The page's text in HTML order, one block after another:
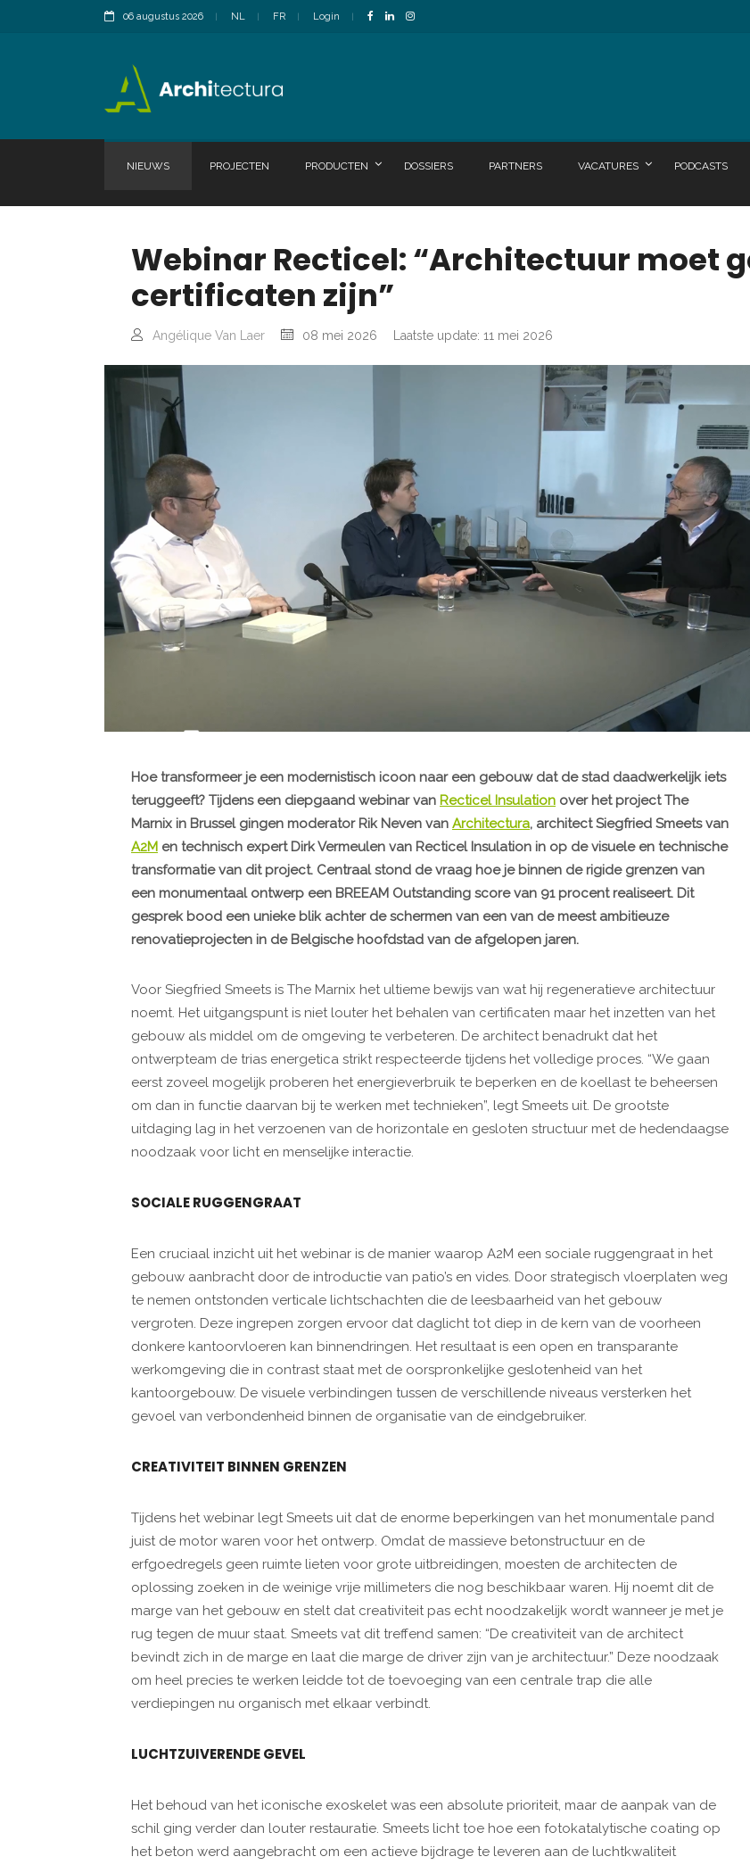
06 augustus 2026 NL FR Login
NIEUWS PROJECTEN PRODUCTEN DOSSIERS PARTNERS VACATURES PODCASTS
Webinar Recticel: “Architectuur moet
certificaten zijn”
Angélique Van Laer 08 mei 2026 Laatste update: 11 mei 2026
Hoe transformeer je een modernistisch icoon naar een gebouw dat de stad daadwerkelijk iets
teruggeeft? Tijdens een diepgaand webinar van Recticel Insulation over het project The
Marnix in Brussel gingen moderator Rik Neven van Architectura, architect Siegfried Smeets van
A2M en technisch expert Dirk Vermeulen van Recticel Insulation in op de visuele en technische
transformatie van dit project. Centraal stond de vraag hoe je binnen de rigide grenzen van
een monumentaal ontwerp een BREEAM Outstanding score van 91 procent realiseert. Dit
gesprek bood een unieke blik achter de schermen van een van de meest ambitieuze
renovatieprojecten in de Belgische hoofdstad van de afgelopen jaren.
Voor Siegfried Smeets is The Marnix het ultieme bewijs van wat hij regeneratieve architectuur
noemt. Het uitgangspunt is niet louter het behalen van certificaten maar het inzetten van het
gebouw als middel om de omgeving te verbeteren. De architect benadrukt dat het
ontwerpteam de trias energetica strikt respecteerde tijdens het volledige proces. “We gaan
eerst zoveel mogelijk proberen het energieverbruik te beperken en de koellast te beheersen
om dan in functie daarvan bij te werken met technieken”, legt Smeets uit. De grootste
uitdaging lag in het verzoenen van de horizontale en gesloten structuur met de hedendaagse
noodzaak voor licht en menselijke interactie.
SOCIALE RUGGENGRAAT
Een cruciaal inzicht uit het webinar is de manier waarop A2M een sociale ruggengraat in het
gebouw aanbracht door de introductie van patio’s en vides. Door strategisch vloerplaten weg
te nemen ontstonden verticale lichtschachten die de leesbaarheid van het gebouw
vergroten. Deze ingrepen zorgen ervoor dat daglicht tot diep in de kern van de voorheen
donkere kantoorvloeren kan binnendringen. Het resultaat is een open en transparante
werkomgeving die in contrast staat met de oorspronkelijke geslotenheid van het
kantoorgebouw. De visuele verbindingen tussen de verschillende niveaus versterken het
gevoel van verbondenheid binnen de organisatie van de eindgebruiker.
CREATIVITEIT BINNEN GRENZEN
Tijdens het webinar legt Smeets uit dat de enorme beperkingen van het monumentale pand
juist de motor waren voor het ontwerp. Omdat de massieve betonstructuur en de
erfgoedregels geen ruimte lieten voor grote uitbreidingen, moesten de architecten de
oplossing zoeken in de weinige vrije millimeters die nog beschikbaar waren. Hij noemt dit de
marge van het gebouw en stelt dat creativiteit pas echt noodzakelijk wordt wanneer je met je
rug tegen de muur staat. Smeets vat dit treffend samen: “De creativiteit van de architect
bevindt zich in de marge en laat die marge de driver zijn van je architectuur.” Deze noodzaak
om heel precies te werken leidde tot de toevoeging van een centrale trap die alle
verdiepingen nu organisch met elkaar verbindt.
LUCHTZUIVERENDE GEVEL
Het behoud van het iconische exoskelet was een absolute prioriteit, maar de aanpak van de
schil ging verder dan louter restauratie. Smeets licht toe hoe een fotokatalytische coating op
het beton werd aangebracht om een actieve bijdrage te leveren aan de luchtkwaliteit